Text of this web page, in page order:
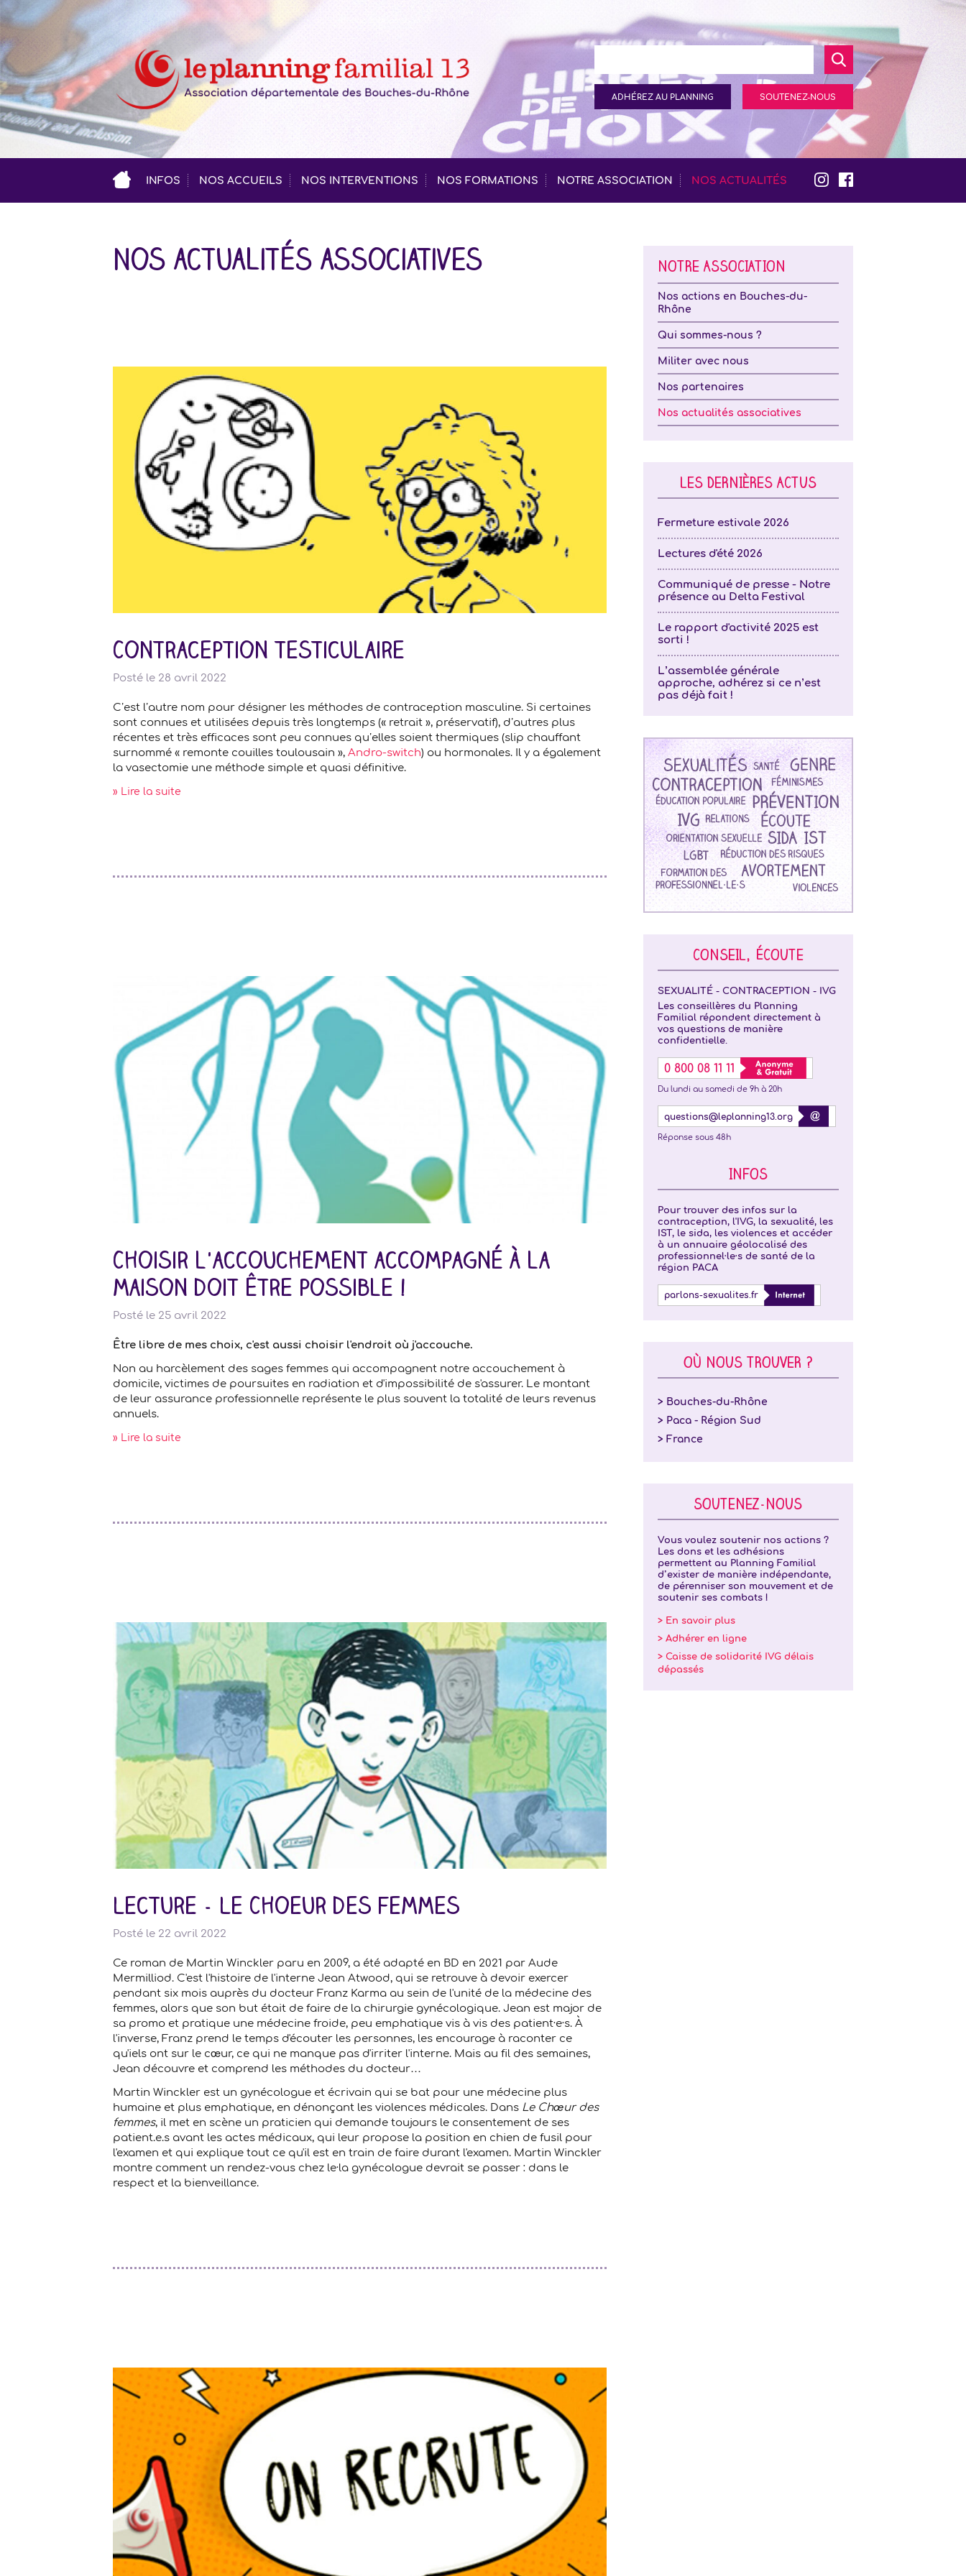
ADHÉREZ AU PLANNING SOUTENEZ-NOUS
INFOS NOS ACCUEILS NOS INTERVENTIONS NOS FORMATIONS NOTRE ASSOCIATION NOS ACTUALITÉS
Nos actualités associatives
Contraception testiculaire
Posté le 28 avril 2022
C’est l’autre nom pour désigner les méthodes de contraception masculine. Si certaines
sont connues et utilisées depuis très longtemps (« retrait », préservatif), d’autres plus
récentes et très efficaces sont peu connues qu’elles soient thermiques (slip chauffant
surnommé « remonte couilles toulousain », Andro-switch) ou hormonales. Il y a également
la vasectomie une méthode simple et quasi définitive.
» Lire la suite
Choisir l'accouchement accompagné à la
maison doit être possible !
Posté le 25 avril 2022
Être libre de mes choix, c'est aussi choisir l'endroit où j'accouche.
Non au harcèlement des sages femmes qui accompagnent notre accouchement à
domicile, victimes de poursuites en radiation et d'impossibilité de s'assurer. Le montant
de leur assurance professionnelle représente le plus souvent la totalité de leurs revenus
annuels.
» Lire la suite
Lecture - Le Choeur des femmes
Posté le 22 avril 2022
Ce roman de Martin Winckler paru en 2009, a été adapté en BD en 2021 par Aude
Mermilliod. C'est l'histoire de l'interne Jean Atwood, qui se retrouve à devoir exercer
pendant six mois auprès du docteur Franz Karma au sein de l'unité de la médecine des
femmes, alors que son but était de faire de la chirurgie gynécologique. Jean est major de
sa promo et pratique une médecine froide, peu emphatique vis à vis des patient·e·s. À
l'inverse, Franz prend le temps d'écouter les personnes, les encourage à raconter ce
qu'iels ont sur le cœur, ce qui ne manque pas d'irriter l'interne. Mais au fil des semaines,
Jean découvre et comprend les méthodes du docteur…
Martin Winckler est un gynécologue et écrivain qui se bat pour une médecine plus
humaine et plus emphatique, en dénonçant les violences médicales. Dans Le Chœur des
femmes, il met en scène un praticien qui demande toujours le consentement de ses
patient.e.s avant les actes médicaux, qui leur propose la position en chien de fusil pour
l'examen et qui explique tout ce qu'il est en train de faire durant l'examen. Martin Winckler
montre comment un rendez-vous chez le·la gynécologue devrait se passer : dans le
respect et la bienveillance.
NOTRE ASSOCIATION
Nos actions en Bouches-du-
Rhône
Qui sommes-nous ?
Militer avec nous
Nos partenaires
Nos actualités associatives
LES DERNIÈRES ACTUS
Fermeture estivale 2026
Lectures d'été 2026
Communiqué de presse - Notre
présence au Delta Festival
Le rapport d'activité 2025 est
sorti !
L’assemblée générale
approche, adhérez si ce n’est
pas déjà fait !
CONSEIL, ÉCOUTE
SEXUALITÉ - CONTRACEPTION - IVG
Les conseillères du Planning
Familial répondent directement à
vos questions de manière
confidentielle.
0 800 08 11 11
Du lundi au samedi de 9h à 20h
questions@leplanning13.org
Réponse sous 48h
INFOS
Pour trouver des infos sur la
contraception, l'IVG, la sexualité, les
IST, le sida, les violences et accéder
à un annuaire géolocalisé des
professionnel·le·s de santé de la
région PACA
parlons-sexualites.fr
OÙ NOUS TROUVER ?
> Bouches-du-Rhône
> Paca - Région Sud
> France
SOUTENEZ-NOUS
Vous voulez soutenir nos actions ?
Les dons et les adhésions
permettent au Planning Familial
d’exister de manière indépendante,
de pérenniser son mouvement et de
soutenir ses combats !
> En savoir plus
> Adhérer en ligne
> Caisse de solidarité IVG délais
dépassés